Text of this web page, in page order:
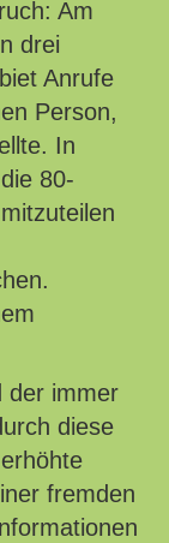
Am
drei
Anrufe
Person,
In
80-
der immer
diese
fremden